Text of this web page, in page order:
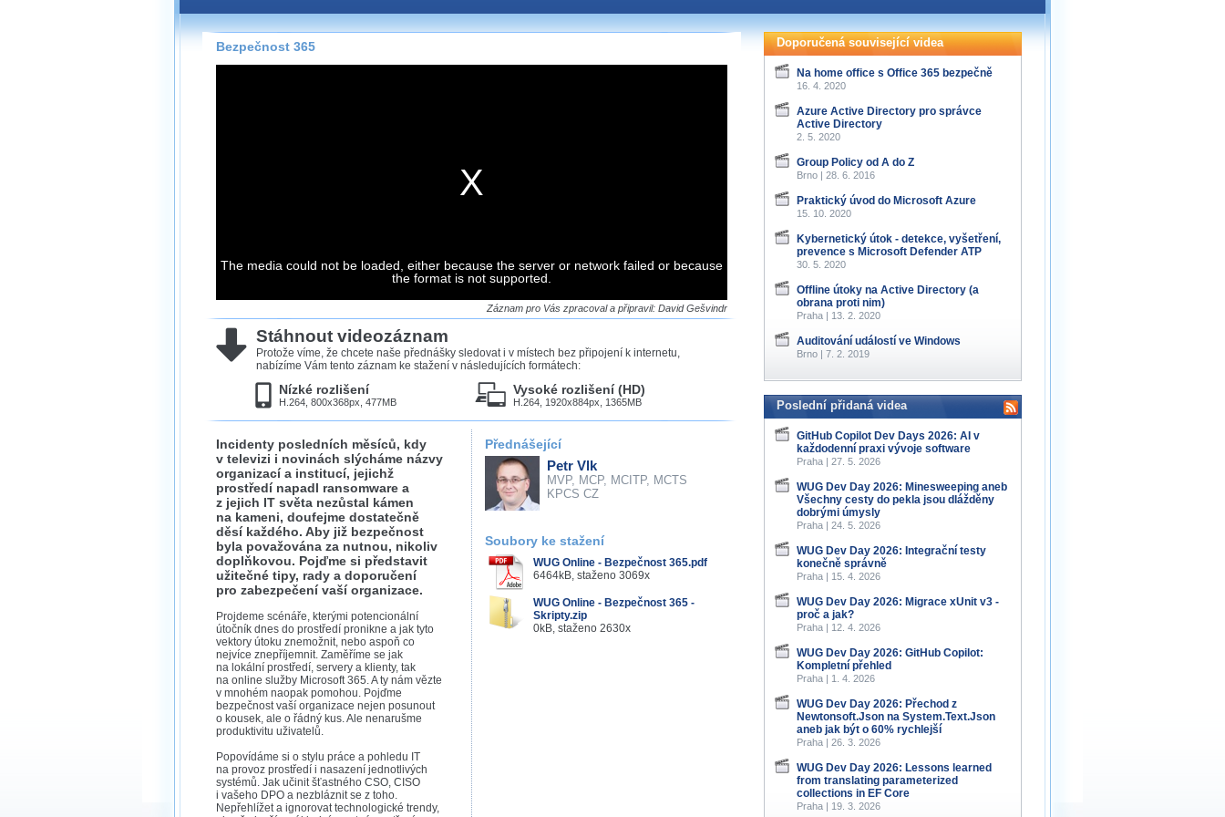
Záznamy na našem webu můžete pohodlně sledovat
přímo na stránce s využitím našehoHTML 5nebo
Silverlightpřehrávače.
neumožňuje, proto umožňujeme stahování vybraných
Velmi staré záznamy máme historicky uložené
ve formátu, který není vhodný pro stahování,
proto je ke stažení nenabízíme.
Bezpečnost 365
The media could not be loaded, either because the server or network failed or because
the format is not supported.
Záznam pro Vás zpracoval a připravil: David Gešvindr
Stáhnout videozáznam
Protože víme, že chcete naše přednášky sledovat i v místech bez připojení k internetu,
nabízíme Vám tento záznam ke stažení v následujících formátech:
Nízké rozlišení
H.264, 800x368px, 477MB
Vysoké rozlišení (HD)
H.264, 1920x884px, 1365MB
Incidenty posledních měsíců, kdy
v televizi i novinách slýcháme názvy
organizací a institucí, jejichž
prostředí napadl ransomware a
z jejich IT světa nezůstal kámen
na kameni, doufejme dostatečně
děsí každého. Aby již bezpečnost
byla považována za nutnou, nikoliv
doplňkovou. Pojďme si představit
užitečné tipy, rady a doporučení
pro zabezpečení vaší organizace.
Projdeme scénáře, kterými potencionální
útočník dnes do prostředí pronikne a jak tyto
vektory útoku znemožnit, nebo aspoň co
nejvíce znepříjemnit. Zaměříme se jak
na lokální prostředí, servery a klienty, tak
na online služby Microsoft 365. A ty nám vězte
v mnohém naopak pomohou. Pojďme
bezpečnost vaší organizace nejen posunout
o kousek, ale o řádný kus. Ale nenarušme
produktivitu uživatelů.
Popovídáme si o stylu práce a pohledu IT
na provoz prostředí i nasazení jednotlivých
systémů. Jak učinit šťastného CSO, CISO
i vašeho DPO a nezbláznit se z toho.
Nepřehlížet a ignorovat technologické trendy,
Přednášející
Petr Vlk
MVP, MCP, MCITP, MCTS
KPCS CZ
Soubory ke stažení
WUG Online - Bezpečnost 365.pdf
6464kB, staženo 3069x
WUG Online - Bezpečnost 365 -
Skripty.zip
0kB, staženo 2630x
Doporučená související videa
Na home office s Office 365 bezpečně
16. 4. 2020
Azure Active Directory pro správce
Active Directory
2. 5. 2020
Group Policy od A do Z
Brno | 28. 6. 2016
Praktický úvod do Microsoft Azure
15. 10. 2020
Kybernetický útok - detekce, vyšetření,
prevence s Microsoft Defender ATP
30. 5. 2020
Offline útoky na Active Directory (a
obrana proti nim)
Praha | 13. 2. 2020
Auditování událostí ve Windows
Brno | 7. 2. 2019
Poslední přidaná videa
GitHub Copilot Dev Days 2026: AI v
každodenní praxi vývoje software
Praha | 27. 5. 2026
WUG Dev Day 2026: Minesweeping aneb
Všechny cesty do pekla jsou dlážděny
dobrými úmysly
Praha | 24. 5. 2026
WUG Dev Day 2026: Integrační testy
konečně správně
Praha | 15. 4. 2026
WUG Dev Day 2026: Migrace xUnit v3 -
proč a jak?
Praha | 12. 4. 2026
WUG Dev Day 2026: GitHub Copilot:
Kompletní přehled
Praha | 1. 4. 2026
WUG Dev Day 2026: Přechod z
Newtonsoft.Json na System.Text.Json
aneb jak být o 60% rychlejší
Praha | 26. 3. 2026
WUG Dev Day 2026: Lessons learned
from translating parameterized
collections in EF Core
Praha | 19. 3. 2026